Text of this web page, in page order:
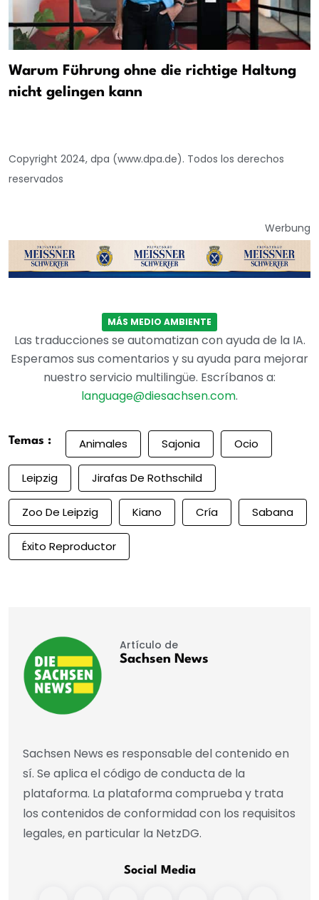
Warum Führung ohne die richtige Haltung
nicht gelingen kann
Copyright 2024, dpa (www.dpa.de). Todos los derechos
reservados
Werbung
MÁS MEDIO AMBIENTE
Las traducciones se automatizan con ayuda de la IA.
Esperamos sus comentarios y su ayuda para mejorar
nuestro servicio multilingüe. Escríbanos a:
language@diesachsen.com.
Temas : Animales Sajonia Ocio
Leipzig Jirafas De Rothschild
Zoo De Leipzig Kiano Cría Sabana
Éxito Reproductor
Artículo de
Sachsen News
Sachsen News es responsable del contenido en
sí. Se aplica el código de conducta de la
plataforma. La plataforma comprueba y trata
los contenidos de conformidad con los requisitos
legales, en particular la NetzDG.
Social Media